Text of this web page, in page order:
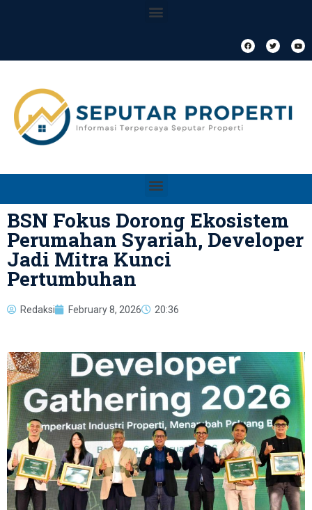
BSN Fokus Dorong Ekosistem
Perumahan Syariah, Developer
Jadi Mitra Kunci
Pertumbuhan
Redaksi February 8, 2026 20:36